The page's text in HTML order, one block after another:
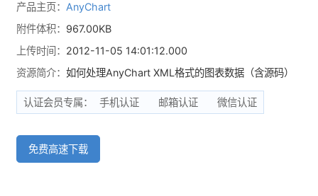
产品主页： AnyChart
附件体积： 967.00KB
上传时间： 2012-11-05 14:01:12.000
资源简介： 如何处理AnyChart XML格式的图表数据（含源码）
认证会员专属： 手机认证 邮箱认证 微信认证
免费高速下载